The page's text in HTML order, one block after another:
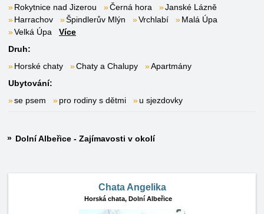
Rokytnice nad Jizerou
Černá hora
Janské Lázně
Harrachov
Špindlerův Mlýn Vrchlabí
Malá Úpa
Velká Úpa
Více
Druh:
Horské chaty
Chaty a Chalupy
Apartmány
Ubytování:
se psem
pro rodiny s dětmi u sjezdovky
Dolní Albeřice - Zajímavosti v okolí
Chata Angelika
Horská chata, Dolní Albeřice